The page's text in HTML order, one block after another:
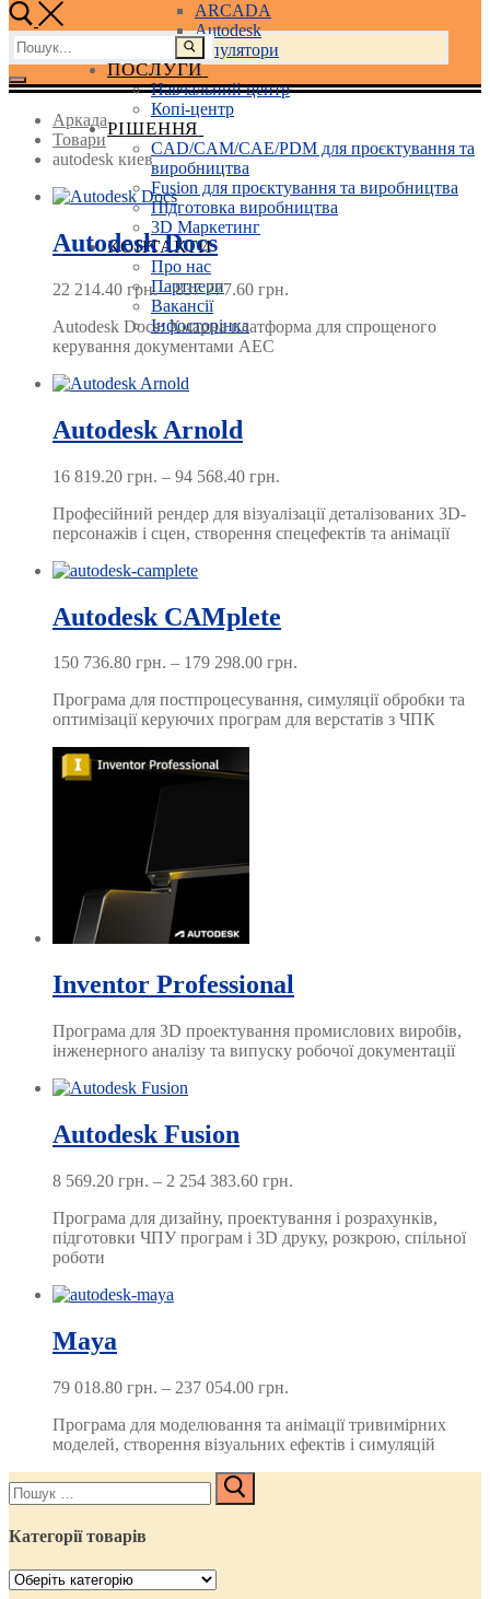
ARCADA
Autodesk
3D маніпулятори
ПОСЛУГИ
Навчальний центр
Копі-центр
РІШЕННЯ
CAD/CAM/CAE/PDM для проєктування та
виробництва
Fusion для проєктування та виробництва
Підготовка виробництва
3D Маркетинг
КОНТАКТИ
Про нас
Партнери
Вакансії
Інфосторінка
Пошук:
Аркада
Товари
autodesk киев
Autodesk Docs
22 214.40 грн. – 837 777.60 грн.
22 214.40 грн.
Autodesk Docs: Хмарна платформа для спрощеного
керування документами AEC
Autodesk Arnold
16 819.20 грн. – 94 568.40 грн.
16 819.20 грн.
through
Професійний рендер для візуалізації деталізованих 3D-
персонажів і сцен, створення спецефектів та анімації
Autodesk CAMplete
150 736.80 грн. – 179 298.00 грн.
150 736.80 грн.
through
Програма для постпроцесування, симуляції обробки та
оптимізації керуючих програм для верстатів з ЧПК
Inventor Professional
Програма для 3D проектування промислових виробів,
інженерного аналізу та випуску робочої документації
Autodesk Fusion
8 569.20 грн. – 2 254 383.60 грн.
8 569.20 грн.
through
Програма для дизайну, проектування і розрахунків,
підготовки ЧПУ програм і 3D друку, розкрою, спільної
роботи
Maya
79 018.80 грн. – 237 054.00 грн.
79 018.80 грн.
through
Програма для моделювання та анімації тривимірних
моделей, створення візуальних ефектів і симуляцій
Пошук:
Категорії товарів